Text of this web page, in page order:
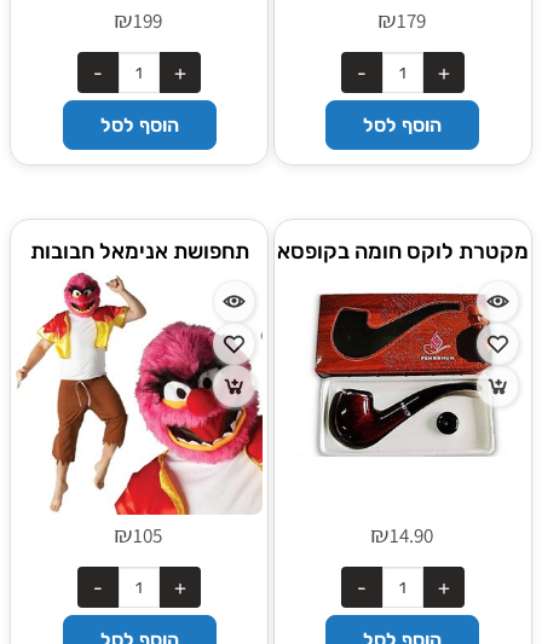
₪179
הוסף לסל
₪199
הוסף לסל
מקטרת לוקס חומה בקופסא
₪14.90
תחפושת אנימאל חבובות
₪105